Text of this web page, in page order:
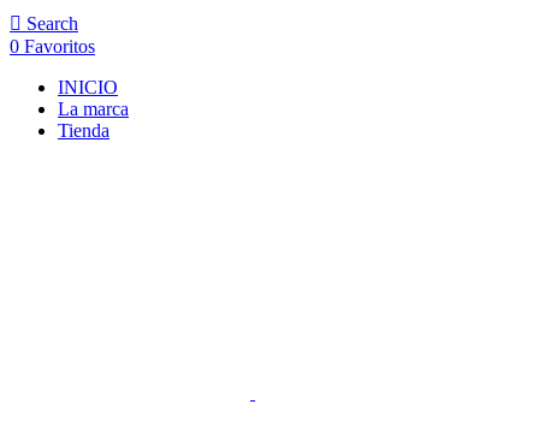
Search
0 Favoritos
INICIO
La marca
Tienda